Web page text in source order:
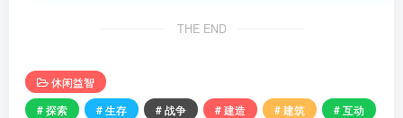
THE END
休闲益智
# 探索
# 生存 # 战争 # 建造 # 建筑
# 互动